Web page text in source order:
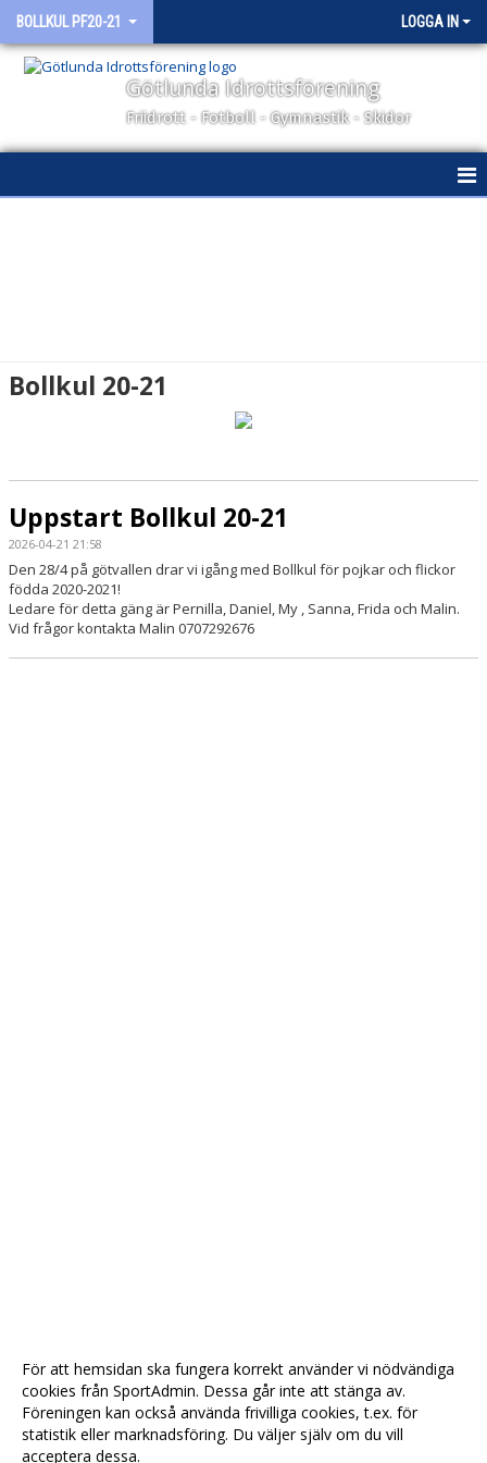
BOLLKUL PF20-21 LOGGA IN
Götlunda Idrottsförening
Friidrott - Fotboll - Gymnastik - Skidor
KONTAKT
Bollkul 20-21
Uppstart Bollkul 20-21
2026-04-21 21:58
Den 28/4 på götvallen drar vi igång med Bollkul för pojkar och flickor
födda 2020-2021!
Ledare för detta gäng är Pernilla, Daniel, My , Sanna, Frida och Malin.
Vid frågor kontakta Malin 0707292676
För att hemsidan ska fungera korrekt använder vi nödvändiga
cookies från SportAdmin. Dessa går inte att stänga av.
Föreningen kan också använda frivilliga cookies, t.ex. för
statistik eller marknadsföring. Du väljer själv om du vill
acceptera dessa.